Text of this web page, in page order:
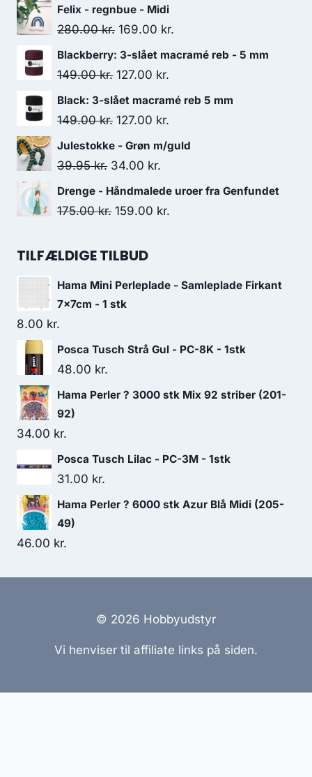
Felix - regnbue - Midi
280.00kr. 169.00 kr.
Blackberry: 3-slået macramé reb - 5 mm
149.00kr. 127.00 kr.
Black: 3-slået macramé reb 5 mm
149.00kr. 127.00 kr.
Julestokke - Grøn m/guld
39.95kr. 34.00 kr.
Drenge - Håndmalede uroer fra Genfundet
175.00kr. 159.00 kr.
TILFÆLDIGE TILBUD
Hama Mini Perleplade - Samleplade Firkant
7x7cm - 1 stk
8.00 kr.
Posca Tusch Strå Gul - PC-8K - 1stk
48.00 kr.
Hama Perler ? 3000 stk Mix 92 striber (201-
92)
34.00 kr.
Posca Tusch Lilac - PC-3M - 1stk
31.00 kr.
Hama Perler ? 6000 stk Azur Blå Midi (205-
49)
46.00 kr.
© 2026 Hobbyudstyr
Vi henviser til affiliate links på siden.